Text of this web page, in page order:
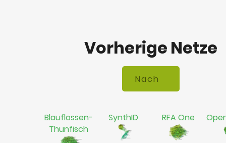
Vorherige Netze
Blauflossen-
Thunfisch
SynthID RFA One